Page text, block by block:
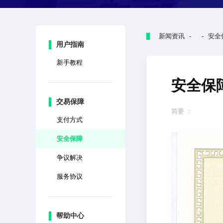
用户指南
新手教程
交易保障
支付方式
安全保障
争议解决
服务协议
帮助中心
新闻资讯 - - 安全
安全保
简要 ：